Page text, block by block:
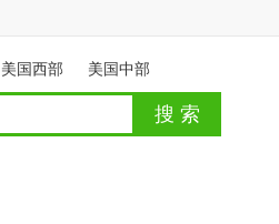
美国西部 美国中部